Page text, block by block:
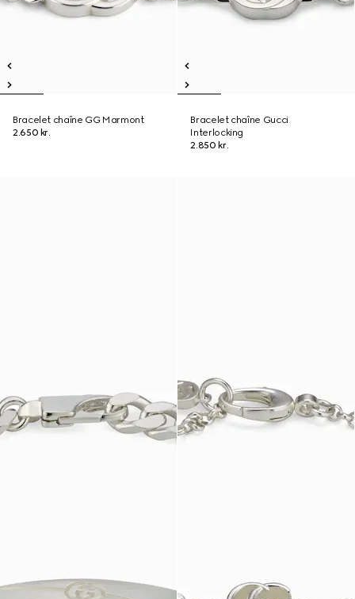
Bracelet chaîne GG Marmont
2.650 kr.
Bracelet chaîne Gucci
Interlocking
2.850 kr.